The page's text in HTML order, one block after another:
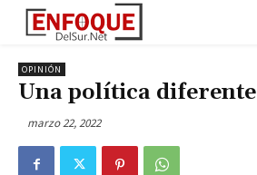
OPINIÓN
Una política diferente
marzo 22, 2022